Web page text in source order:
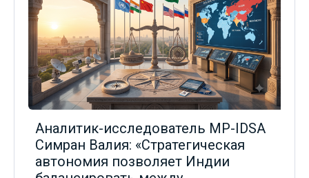
Аналитик-исследователь MP-IDSA
Симран Валия: «Стратегическая
автономия позволяет Индии